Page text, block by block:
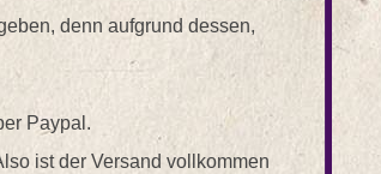
denn aufgrund dessen,
Paypal.
ist der Versand vollkommen